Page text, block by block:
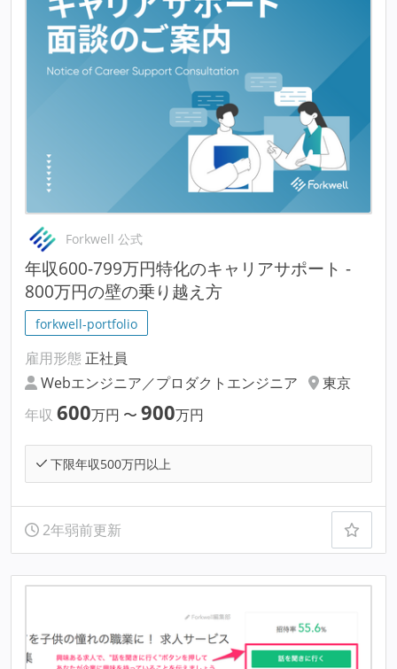
Forkwell 公式
年収600-799万円特化のキャリアサポート -
800万円の壁の乗り越え方
forkwell-portfolio
雇用形態 正社員
Webエンジニア／プロダクトエンジニア
東京
年収 600万円 〜 900万円
下限年収500万円以上
2年弱前更新